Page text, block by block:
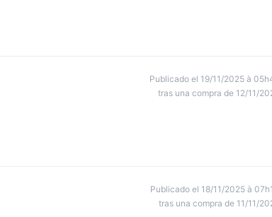
Publicado el 19/11/2025 à
tras una compra de 12/11/
Publicado el 18/11/2025 à
tras una compra de 11/11/